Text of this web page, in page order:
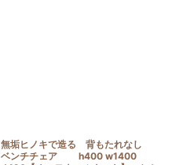
無垢ヒノキで造る 背もたれなし
ベンチチェア h400 w1400